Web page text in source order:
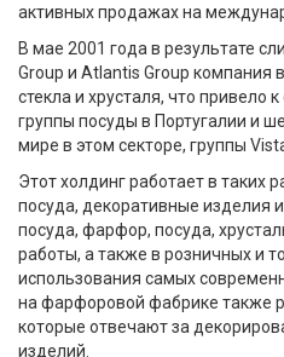
активных продажах на
В мае 2001 года в результате
Group и Atlantis Group компания
стекла и хрусталя, что привело
группы посуды в Португалии и
мире в этом секторе, группы
Этот холдинг работает в таких
посуда, декоративные изделия
посуда, фарфор, посуда,
работы, а также в розничных и
использования самых
на фарфоровой фабрике также
которые отвечают за
изделий.